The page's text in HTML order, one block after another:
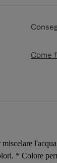
Come
* Colore